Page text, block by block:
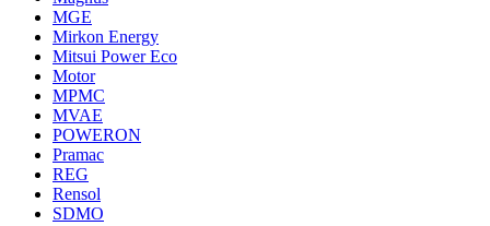
MGE
Mirkon Energy
Mitsui Power Eco
Motor
MPMC
MVAE
POWERON
Pramac
REG
Rensol
SDMO